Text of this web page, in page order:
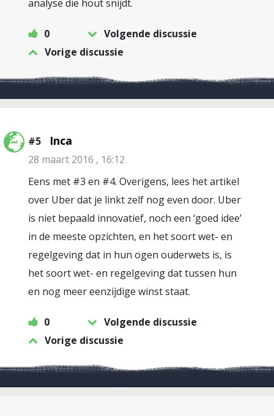
analyse die hout snijdt.
0
Volgende discussie
Vorige discussie
#5 Inca
28 maart 2016 , 16:12
Eens met #3 en #4. Overigens, lees het artikel
over Uber dat je linkt zelf nog even door. Uber
is niet bepaald innovatief, noch een ‘goed idee’
in de meeste opzichten, en het soort wet- en
regelgeving dat in hun ogen ouderwets is, is
het soort wet- en regelgeving dat tussen hun
en nog meer eenzijdige winst staat.
0
Volgende discussie
Vorige discussie